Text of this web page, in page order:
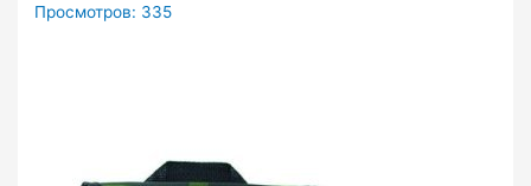
Просмотров: 335